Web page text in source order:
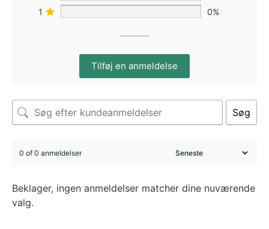
1
0%
Tilføj en anmeldelse
Søg
0 of 0 anmeldelser
Beklager, ingen anmeldelser matcher dine nuværende
valg.